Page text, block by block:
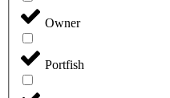
Owner
Portfish